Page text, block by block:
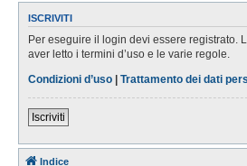
ISCRIVITI
Per eseguire il login devi essere registrato.
aver letto i termini d’uso e le varie regole.
Condizioni d’uso | Trattamento dei dati
Iscriviti
Indice